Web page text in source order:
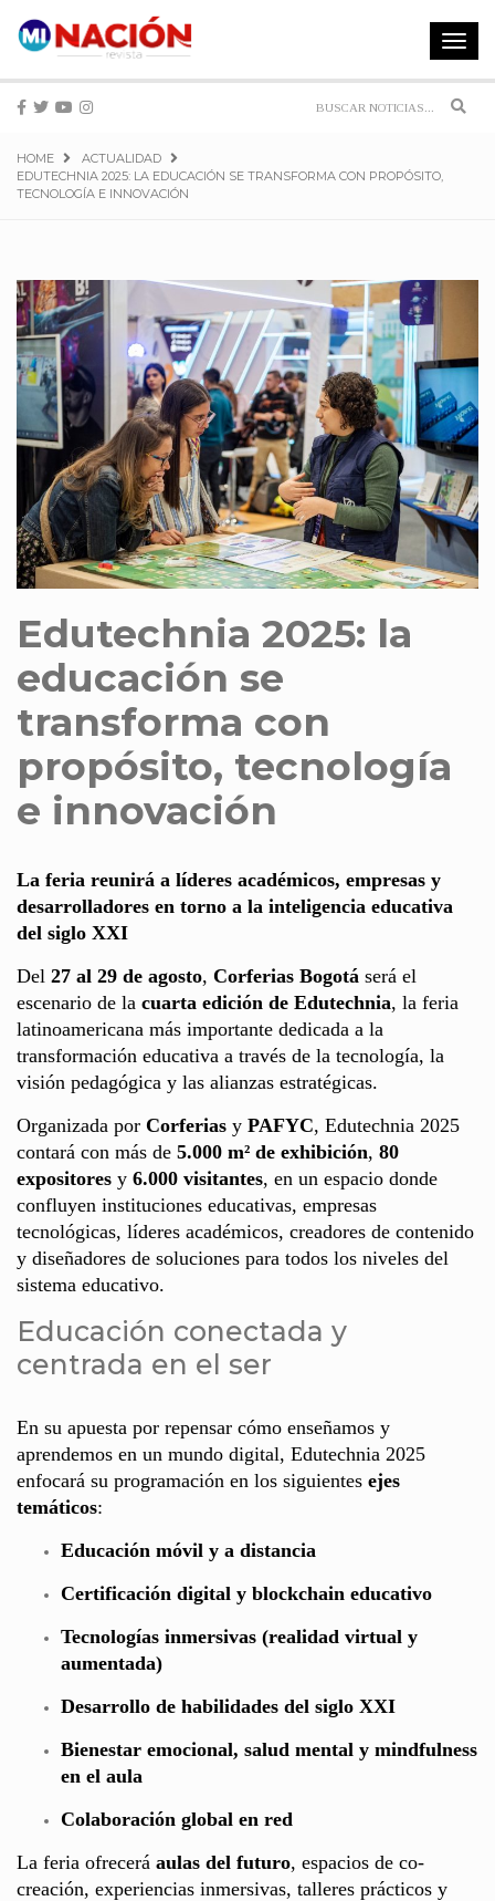
Toggle
HOME
ACTUALIDAD
EDUTECHNIA 2025: LA EDUCACIÓN SE TRANSFORMA CON PROPÓSITO,
TECNOLOGÍA E INNOVACIÓN
Edutechnia 2025: la
educación se
transforma con
propósito, tecnología
e innovación
La feria reunirá a líderes académicos, empresas y
desarrolladores en torno a la inteligencia educativa
del siglo XXI
Del 27 al 29 de agosto, Corferias Bogotá será el
escenario de la cuarta edición de Edutechnia, la feria
latinoamericana más importante dedicada a la
transformación educativa a través de la tecnología, la
visión pedagógica y las alianzas estratégicas.
Organizada por Corferias y PAFYC, Edutechnia 2025
contará con más de 5.000 m² de exhibición, 80
expositores y 6.000 visitantes, en un espacio donde
confluyen instituciones educativas, empresas
tecnológicas, líderes académicos, creadores de contenido
y diseñadores de soluciones para todos los niveles del
sistema educativo.
Educación conectada y
centrada en el ser
En su apuesta por repensar cómo enseñamos y
aprendemos en un mundo digital, Edutechnia 2025
enfocará su programación en los siguientes ejes
temáticos:
Educación móvil y a distancia
Certificación digital y blockchain educativo
Tecnologías inmersivas (realidad virtual y
aumentada)
Desarrollo de habilidades del siglo XXI
Bienestar emocional, salud mental y mindfulness
en el aula
Colaboración global en red
La feria ofrecerá aulas del futuro, espacios de co-
creación, experiencias inmersivas, talleres prácticos y